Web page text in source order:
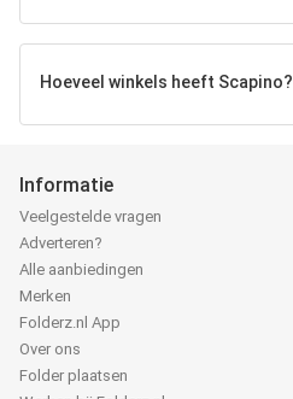
Hoeveel winkels heeft Scapino?
Informatie
Veelgestelde vragen
Adverteren?
Alle aanbiedingen
Merken
Folderz.nl App
Over ons
Folder plaatsen